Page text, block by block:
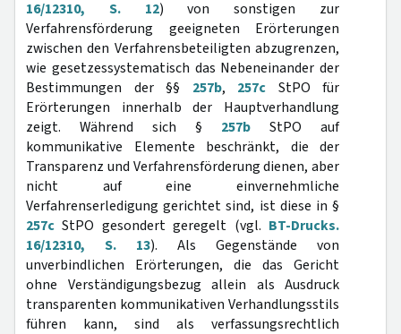
16/12310, S. 12) von sonstigen zur
Verfahrensförderung geeigneten Erörterungen
zwischen den Verfahrensbeteiligten abzugrenzen,
wie gesetzessystematisch das Nebeneinander der
Bestimmungen der §§ 257b, 257c StPO für
Erörterungen innerhalb der Hauptverhandlung
zeigt. Während sich § 257b StPO auf
kommunikative Elemente beschränkt, die der
Transparenz und Verfahrensförderung dienen, aber
nicht auf eine einvernehmliche
Verfahrenserledigung gerichtet sind, ist diese in §
257c StPO gesondert geregelt (vgl. BT-Drucks.
16/12310, S. 13). Als Gegenstände von
unverbindlichen Erörterungen, die das Gericht
ohne Verständigungsbezug allein als Ausdruck
transparenten kommunikativen Verhandlungsstils
führen kann, sind als verfassungsrechtlich